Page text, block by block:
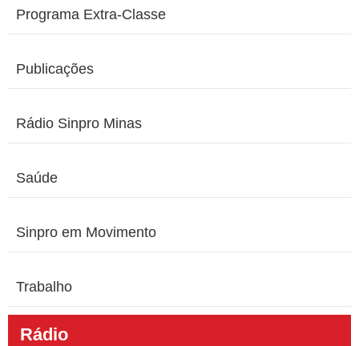
Programa Extra-Classe
Publicações
Rádio Sinpro Minas
Saúde
Sinpro em Movimento
Trabalho
Rádio